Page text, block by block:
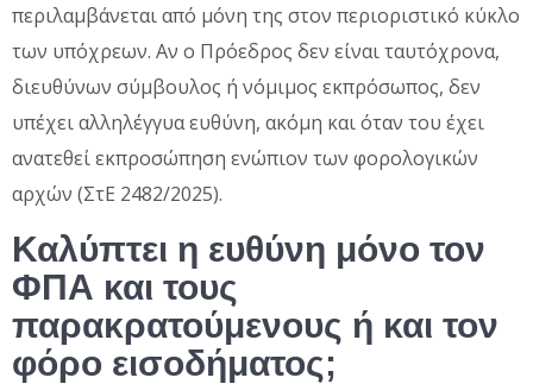
περιλαμβάνεται από μόνη της στον περιοριστικό κύκλο
των υπόχρεων. Αν ο Πρόεδρος δεν είναι ταυτόχρονα,
διευθύνων σύμβουλος ή νόμιμος εκπρόσωπος, δεν
υπέχει αλληλέγγυα ευθύνη, ακόμη και όταν του έχει
ανατεθεί εκπροσώπηση ενώπιον των φορολογικών
αρχών (ΣτΕ 2482/2025).
Καλύπτει η ευθύνη μόνο τον
ΦΠΑ και τους
παρακρατούμενους ή και τον
φόρο εισοδήματος;